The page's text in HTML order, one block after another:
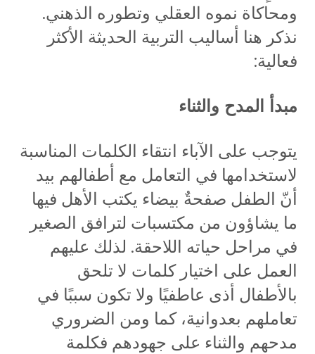
ومحاكاة نموه العقلي وتطوره الذهني.
نذكر هنا أساليب التربية الحديثة الأكثر
فعالية:
مبدأ المدح والثناء
يتوجب على الآباء انتقاء الكلمات المناسبة
لاستخدامها في التعامل مع أطفالهم بيد
أنّ الطفل صفحةٌ بيضاء يكتب الأهل فيها
ما يشاؤون من مكتسبات لترافق الصغير
في مراحل حياته اللاحقة. لذلك عليهم
العمل على اختيار كلمات لا تلحق
بالأطفال أذى عاطفيًا ولا تكون سببًا في
تعاملهم بعدوانية، كما ومن الضروري
مدحهم والثناء على جهودهم فكلمة